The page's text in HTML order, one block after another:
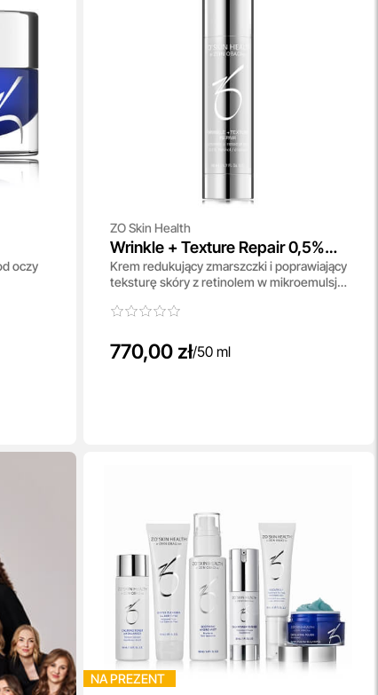
oczy
ZO Skin Health
Wrinkle + Texture Repair 0,5%
Retinol
Krem redukujący zmarszczki i poprawiający
teksturę skóry z retinolem w mikroemulsji
770,00 zł/50 ml
NA PREZENT